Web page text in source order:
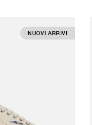
NUOVI ARRIVI